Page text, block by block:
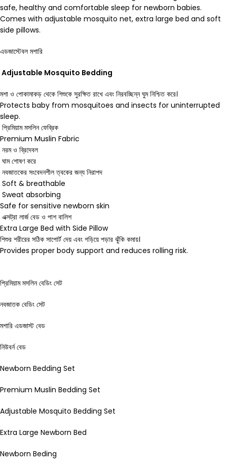
safe, healthy and comfortable sleep for newborn babies.
Comes with adjustable mosquito net, extra large bed and soft
side pillows.
এডজাস্টেবল মশারি
Adjustable Mosquito Bedding
মশা ও পোকামাকড় থেকে শিশুকে সুরক্ষিত রাখে এবং নিরবচ্ছিন্ন ঘুম নিশ্চিত করে।
Protects baby from mosquitoes and insects for uninterrupted
sleep.
প্রিমিয়াম মসলিন ফেব্রিক
Premium Muslin Fabric
নরম ও ব্রিদেবল
ঘাম শোষণ করে
নবজাতকের সংবেদনশীল ত্বকের জন্য নিরাপদ
Soft & breathable
Sweat absorbing
Safe for sensitive newborn skin
এক্সট্রা লার্জ বেড ও পাশ বালিশ
Extra Large Bed with Side Pillow
শিশুর শরীরের সঠিক সাপোর্ট দেয় এবং গড়িয়ে পড়ার ঝুঁকি কমায়।
Provides proper body support and reduces rolling risk.
প্রিমিয়াম মসলিন বেডিং সেট
নবজাতক বেডিং সেট
মশারি এডজাস্ট বেড
নিউবর্ন বেড
Newborn Bedding Set
Premium Muslin Bedding Set
Adjustable Mosquito Bedding Set
Extra Large Newborn Bed
Newborn Beding